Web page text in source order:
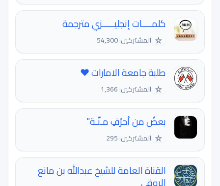
كلمــــات إنجليـــــزي مترجمة
☆ المشتركين: 54,300
طلبة جامعة الامارات ❤️
☆ المشتركين: 1,366
بعضٌ من أحرُفِ مـنّـة"
☆ المشتركين: 295
القناة العامة للشيخ عبدالله بن مانع